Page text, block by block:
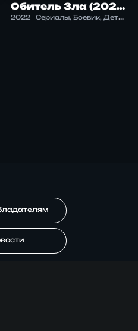
Обитель Зла (2022)
2022 Сериалы, Боевик, Детектив, Драма, Научная фантастика, Ужасы, Фантастика